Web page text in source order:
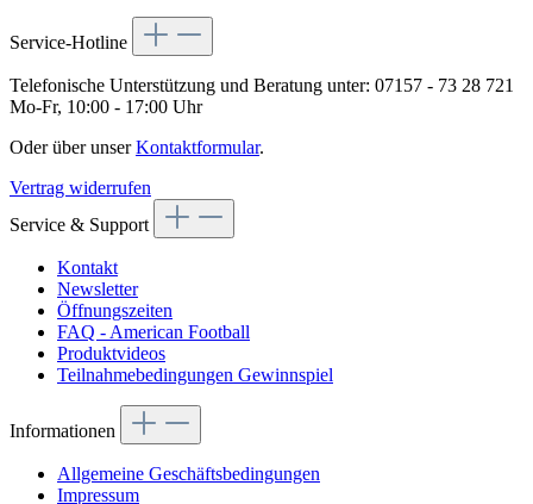
Service-Hotline
Telefonische Unterstützung und Beratung unter: 07157 - 73 28 721
Mo-Fr, 10:00 - 17:00 Uhr
Oder über unserKontaktformular.
Vertrag widerrufen
Service & Support
Kontakt
Newsletter
Öffnungszeiten
FAQ - American Football
Produktvideos
Teilnahmebedingungen Gewinnspiel
Informationen
Allgemeine Geschäftsbedingungen
Impressum